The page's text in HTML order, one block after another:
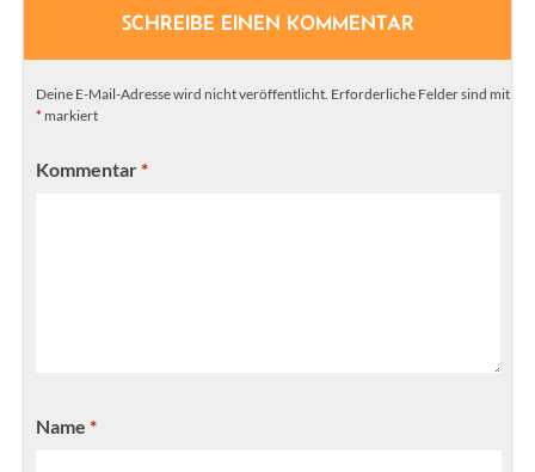
SCHREIBE EINEN KOMMENTAR
Deine E-Mail-Adresse wird nicht veröffentlicht. Erforderliche Felder sind mit
* markiert
Kommentar*
Name *